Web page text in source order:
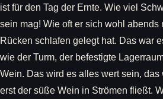
ist für den Tag der Ernte. Wie viel
sein mag! Wie oft er sich wohl abends
Rücken schlafen gelegt hat. Das war
wie der Turm, der befestigte
Wein. Das wird es alles wert sein,
erst der süße Wein in Strömen fließt.